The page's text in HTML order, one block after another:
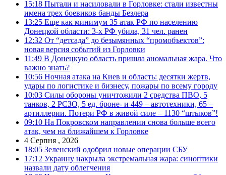
15:18 Пытали и насиловали в Горловке: стали известны
имена трех боевиков банды Безлера
13:25 Еще как минимум 35 атак РФ по населению
Донецкой области: 3-х РФ убила, 31 чел. ранен
12:32 От “детсада” до безымянных “промобъектов”:
новая версия событий из Горловки
11:49 В Донецкую область пришла аномальная жара. Что
важно знать?
10:56 Ночная атака на Киев и область: десятки жертв,
удары по логистике и бизнесу, пожары по всему городу
10:03 Силы обороны уничтожили 2 средства ПВО, 5
танков, 2 РСЗО, 5 ед. броне- и 449 – автотехники, 65 –
артиллерии. Потери РФ в живой силе – 1130 “штыков”!
09:10 На Покровском направлении снова больше всего
атак, чем на ближайшем к Горловке
4 Серпня , 2026
18:05 Зеленский одобрил новые операции СБУ
17:12 Украину накрыла экстремальная жара: синоптики
назвали дату облегчения